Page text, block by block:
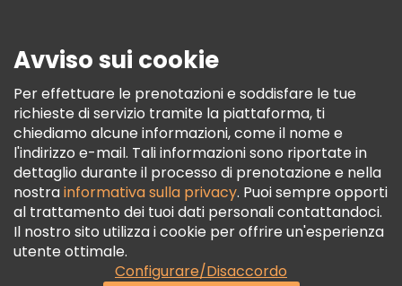
Termini E Condizioni
Informativa Sui Cookie
Freetour Premi
Programma Di Fidelizzazione
Avviso sui cookie
Per effettuare le prenotazioni e soddisfare le tue
richieste di servizio tramite la piattaforma, ti
chiediamo alcune informazioni, come il nome e
l'indirizzo e-mail. Tali informazioni sono riportate in
dettaglio durante il processo di prenotazione e nella
nostrainformativa sulla privacy. Puoi sempre opporti
al trattamento dei tuoi dati personali contattandoci.
Il nostro sito utilizza i cookie per offrire un'esperienza
utente ottimale.
Configurare/Disaccordo